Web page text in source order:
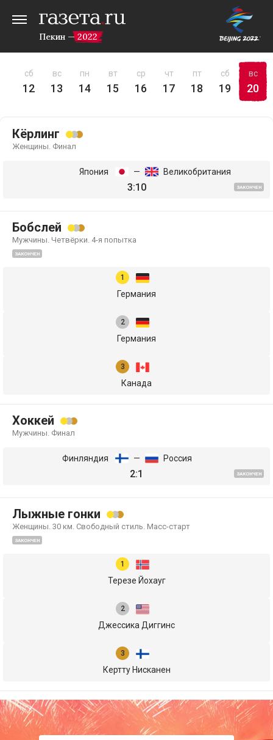
Пекин — 2022
сб
12
вс
13
пн
14
вт
15
ср
16
чт
17
пт
18
сб
19
вс
20
Кёрлинг
Женщины. Финал
Япония — Великобритания
3:10 ЗАКОНЧЕН
Бобслей
Мужчины. Четвёрки. 4-я попытка
ЗАКОНЧЕН
Германия
Германия
Канада
Хоккей
Мужчины. Финал
Финляндия — Россия
2:1 ЗАКОНЧЕН
Лыжные гонки
Женщины. 30 км. Свободный стиль. Масс-старт
ЗАКОНЧЕН
Терезе Йохауг
Джессика Диггинс
Кертту Нисканен